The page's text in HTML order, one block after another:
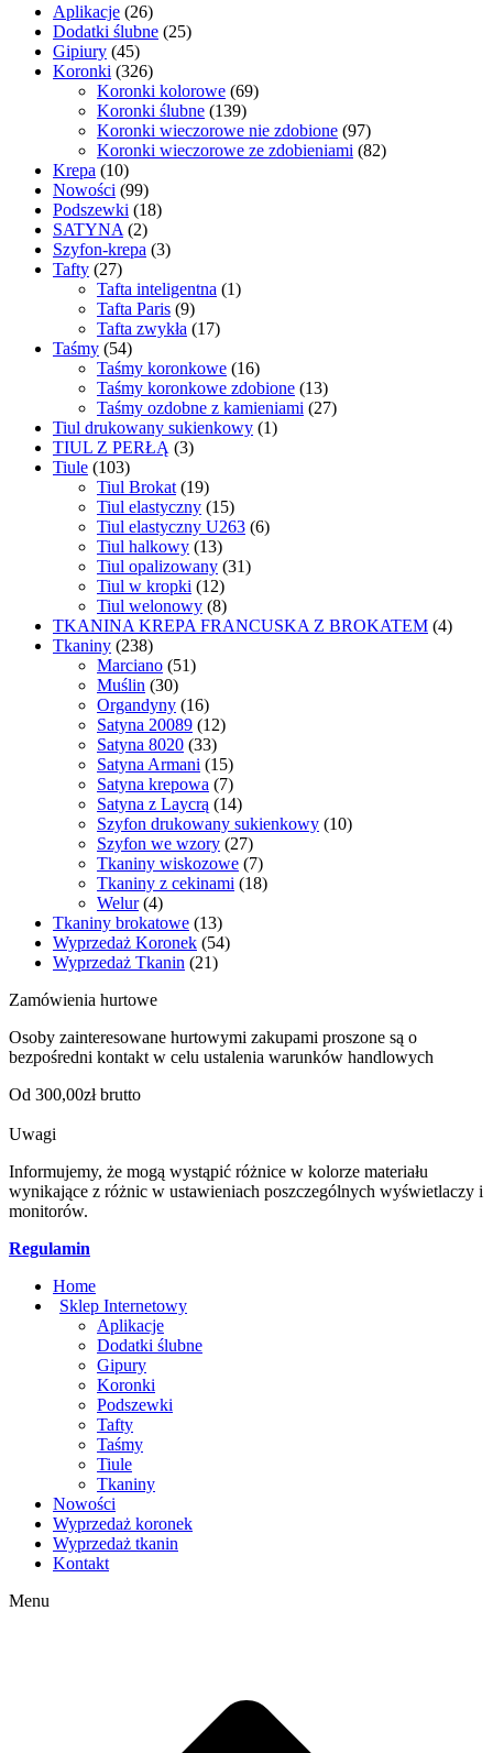
Aplikacje (26)
Dodatki ślubne (25)
Gipiury (45)
Koronki (326)
Koronki kolorowe (69)
Koronki ślubne (139)
Koronki wieczorowe nie zdobione (97)
Koronki wieczorowe ze zdobieniami (82)
Krepa (10)
Nowości (99)
Podszewki (18)
SATYNA (2)
Szyfon-krepa (3)
Tafty (27)
Tafta inteligentna (1)
Tafta Paris (9)
Tafta zwykła (17)
Taśmy (54)
Taśmy koronkowe (16)
Taśmy koronkowe zdobione (13)
Taśmy ozdobne z kamieniami (27)
Tiul drukowany sukienkowy (1)
TIUL Z PERŁĄ (3)
Tiule (103)
Tiul Brokat (19)
Tiul elastyczny (15)
Tiul elastyczny U263 (6)
Tiul halkowy (13)
Tiul opalizowany (31)
Tiul w kropki (12)
Tiul welonowy (8)
TKANINA KREPA FRANCUSKA Z BROKATEM (4)
Tkaniny (238)
Marciano (51)
Muślin (30)
Organdyny (16)
Satyna 20089 (12)
Satyna 8020 (33)
Satyna Armani (15)
Satyna krepowa (7)
Satyna z Laycrą (14)
Szyfon drukowany sukienkowy (10)
Szyfon we wzory (27)
Tkaniny wiskozowe (7)
Tkaniny z cekinami (18)
Welur (4)
Tkaniny brokatowe (13)
Wyprzedaż Koronek (54)
Wyprzedaż Tkanin (21)
Zamówienia hurtowe
Osoby zainteresowane hurtowymi zakupami proszone są o
bezpośredni kontakt w celu ustalenia warunków handlowych
Od 300,00zł brutto
Uwagi
Informujemy, że mogą wystąpić różnice w kolorze materiału
wynikające z różnic w ustawieniach poszczególnych wyświetlaczy i
monitorów.
Regulamin
Home
Sklep Internetowy
Aplikacje
Dodatki ślubne
Gipury
Koronki
Podszewki
Tafty
Taśmy
Tiule
Tkaniny
Nowości
Wyprzedaż koronek
Wyprzedaż tkanin
Kontakt
Menu